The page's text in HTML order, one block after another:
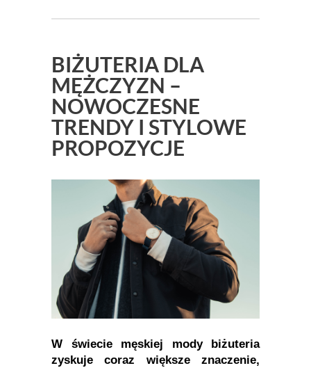
BIŻUTERIA DLA
MĘŻCZYZN –
NOWOCZESNE
TRENDY I STYLOWE
PROPOZYCJE
W świecie męskiej mody biżuteria
zyskuje coraz większe znaczenie,